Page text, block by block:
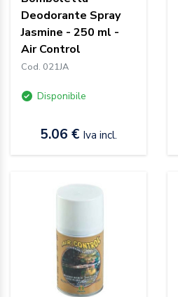
Deodorante Spray
Jasmine - 250 ml -
Air Control
Cod. 021JA
Disponibile
5.06 € Iva incl.